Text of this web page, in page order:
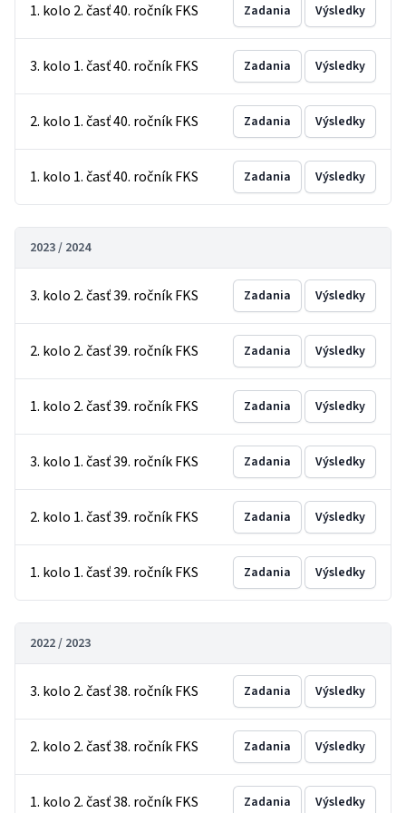
1. kolo 2. časť 40. ročník FKS Zadania Výsledky
3. kolo 1. časť 40. ročník FKS Zadania Výsledky
2. kolo 1. časť 40. ročník FKS Zadania Výsledky
1. kolo 1. časť 40. ročník FKS Zadania Výsledky
2023 / 2024
3. kolo 2. časť 39. ročník FKS Zadania Výsledky
2. kolo 2. časť 39. ročník FKS Zadania Výsledky
1. kolo 2. časť 39. ročník FKS Zadania Výsledky
3. kolo 1. časť 39. ročník FKS Zadania Výsledky
2. kolo 1. časť 39. ročník FKS Zadania Výsledky
1. kolo 1. časť 39. ročník FKS Zadania Výsledky
2022 / 2023
3. kolo 2. časť 38. ročník FKS Zadania Výsledky
2. kolo 2. časť 38. ročník FKS Zadania Výsledky
1. kolo 2. časť 38. ročník FKS Zadania Výsledky